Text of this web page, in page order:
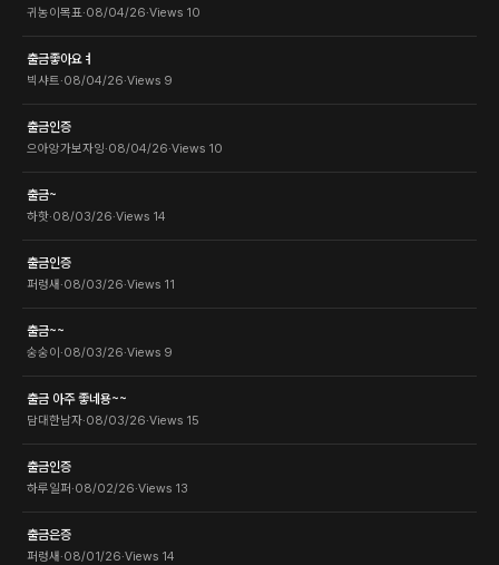
귀농이목표·08/04/26·Views 10
출금좋아요ㅕ
빅샤트·08/04/26·Views 9
출금인증
으아앙가보자잉·08/04/26·Views 10
출금~
하핫·08/03/26·Views 14
출금인증
퍼렁새 ·08/03/26·Views 11
출금~~
숭숭이·08/03/26·Views 9
출금 아주 좋네용~~
담대한남자·08/03/26·Views 15
출금인증
하루일퍼·08/02/26·Views 13
출금은증
퍼렁새 ·08/01/26·Views 14